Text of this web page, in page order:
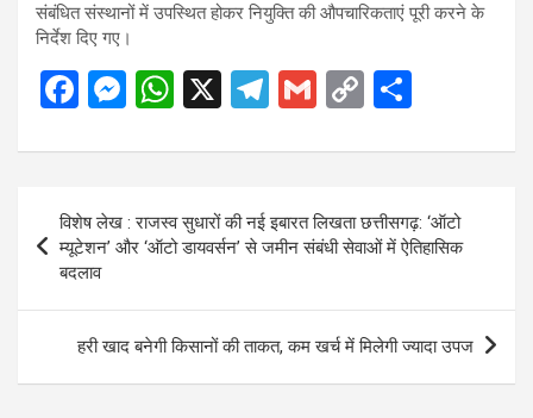
संबंधित संस्थानों में उपस्थित होकर नियुक्ति की औपचारिकताएं पूरी करने के
निर्देश दिए गए।
F
ce
b
o
o
k
M
se
g
W
at
A
p
X
T
e
a
G
ail
C
py
Li
n
ar
e
Post
navigation
विशेष लेख : ​राजस्व सुधारों की नई इबारत लिखता छत्तीसगढ़: ‘ऑटो
म्यूटेशन’ और ‘ऑटो डायवर्सन’ से जमीन संबंधी सेवाओं में ऐतिहासिक
बदलाव
हरी खाद बनेगी किसानों की ताकत, कम खर्च में मिलेगी ज्यादा उपज